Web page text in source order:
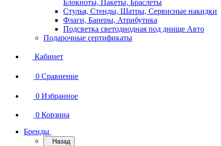
Блокноты, Пакеты, Браслеты
Стулья, Стенды, Шатры, Сервисные накидки
Флаги, Банеры, Атрибутика
Подсветка светодиодная под днище Авто
Подарочные сертификаты
Кабинет
0 Сравнение
0 Избранное
0 Корзина
Бренды
Назад